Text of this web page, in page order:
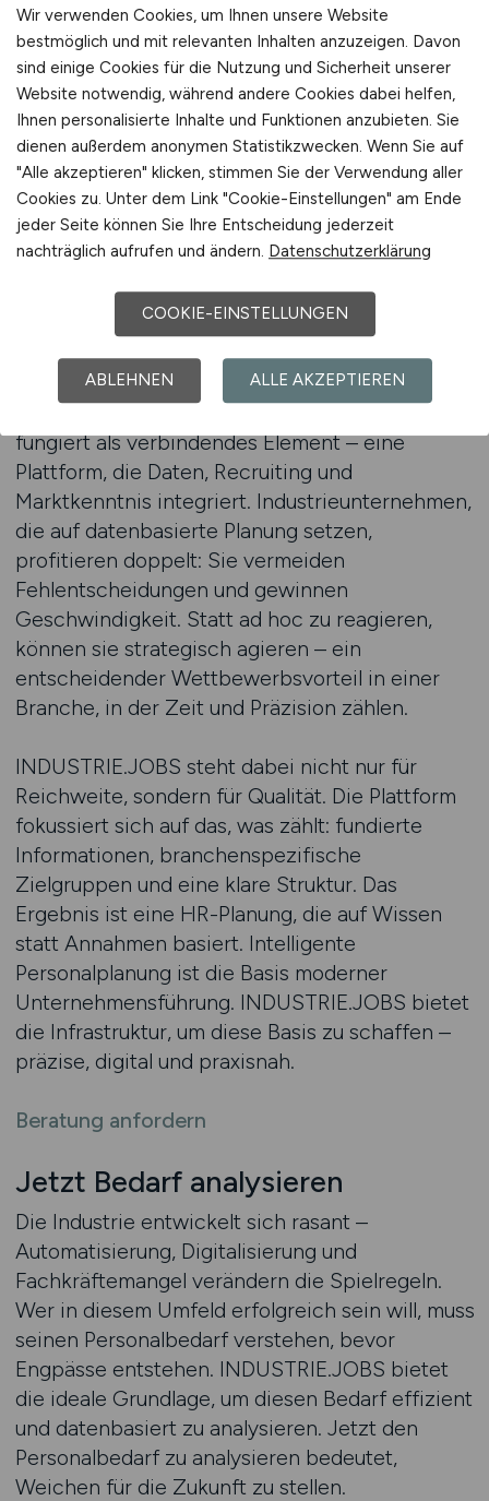
Anforderungen der Industrie. Die Plattform
verbindet Fachwissen mit Technologie. Sie
ermöglicht, Personalbedarfe in Abhängigkeit
von Auftragslagen, Produktionskapazitäten und
saisonalen Schwankungen zu bewerten.
Arbeitgeber können damit nicht nur aktuelle
Lücken schließen, sondern zukünftige
Entwicklungen antizipieren.
Intelligente HR-Planung bedeutet auch,
Personalprozesse zu harmonisieren. Von der
Bedarfsermittlung bis zur
Stellenveröffentlichung entsteht ein
durchgängiger Ablauf. INDUSTRIE.JOBS
fungiert als verbindendes Element – eine
Plattform, die Daten, Recruiting und
Marktkenntnis integriert. Industrieunternehmen,
die auf datenbasierte Planung setzen,
profitieren doppelt: Sie vermeiden
Fehlentscheidungen und gewinnen
Geschwindigkeit. Statt ad hoc zu reagieren,
können sie strategisch agieren – ein
entscheidender Wettbewerbsvorteil in einer
Branche, in der Zeit und Präzision zählen.
INDUSTRIE.JOBS steht dabei nicht nur für
Reichweite, sondern für Qualität. Die Plattform
fokussiert sich auf das, was zählt: fundierte
Informationen, branchenspezifische
Zielgruppen und eine klare Struktur. Das
Ergebnis ist eine HR-Planung, die auf Wissen
statt Annahmen basiert. Intelligente
Personalplanung ist die Basis moderner
Unternehmensführung. INDUSTRIE.JOBS bietet
die Infrastruktur, um diese Basis zu schaffen –
präzise, digital und praxisnah.
Beratung anfordern
Jetzt Bedarf analysieren
Die Industrie entwickelt sich rasant –
Automatisierung, Digitalisierung und
Fachkräftemangel verändern die Spielregeln.
Wer in diesem Umfeld erfolgreich sein will, muss
seinen Personalbedarf verstehen, bevor
Engpässe entstehen. INDUSTRIE.JOBS bietet
die ideale Grundlage, um diesen Bedarf effizient
und datenbasiert zu analysieren. Jetzt den
Personalbedarf zu analysieren bedeutet,
Weichen für die Zukunft zu stellen.
Wir verwenden Cookies, um Ihnen unsere Website
bestmöglich und mit relevanten Inhalten anzuzeigen. Davon
sind einige Cookies für die Nutzung und Sicherheit unserer
Website notwendig, während andere Cookies dabei helfen,
Ihnen personalisierte Inhalte und Funktionen anzubieten. Sie
dienen außerdem anonymen Statistikzwecken. Wenn Sie auf
"Alle akzeptieren" klicken, stimmen Sie der Verwendung aller
Cookies zu. Unter dem Link "Cookie-Einstellungen" am Ende
jeder Seite können Sie Ihre Entscheidung jederzeit
nachträglich aufrufen und ändern. Datenschutzerklärung
COOKIE-EINSTELLUNGEN
ABLEHNEN ALLE AKZEPTIEREN